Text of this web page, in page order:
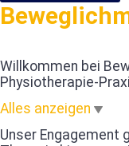
Willkommen bei
Physiotherapie-
Alles anzeigen
Unser Engagement